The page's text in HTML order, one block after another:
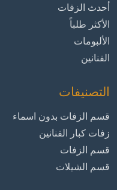
أحدث الزفات
الأكثر طلباً
الألبومات
الفنانين
التصنيفات
قسم الزفات بدون اسماء
زفات كبار الفنانين
قسم الزفات
قسم الشيلات